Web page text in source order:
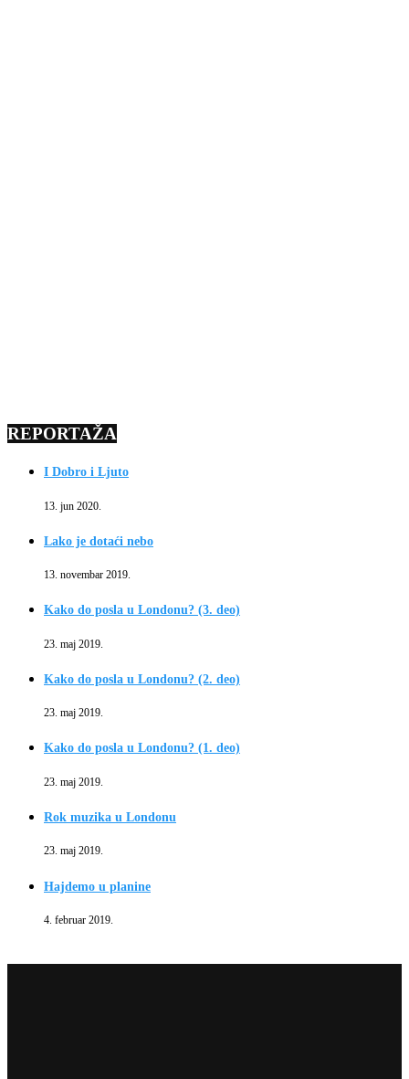
REPORTAŽA
I Dobro i Ljuto
13. jun 2020.
Lako je dotaći nebo
13. novembar 2019.
Kako do posla u Londonu? (3. deo)
23. maj 2019.
Kako do posla u Londonu? (2. deo)
23. maj 2019.
Kako do posla u Londonu? (1. deo)
23. maj 2019.
Rok muzika u Londonu
23. maj 2019.
Hajdemo u planine
4. februar 2019.